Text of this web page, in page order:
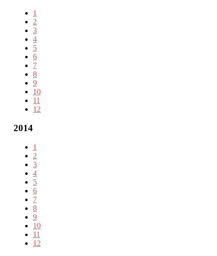
1
2
3
4
5
6
7
8
9
10
11
12
2014
1
2
3
4
5
6
7
8
9
10
11
12